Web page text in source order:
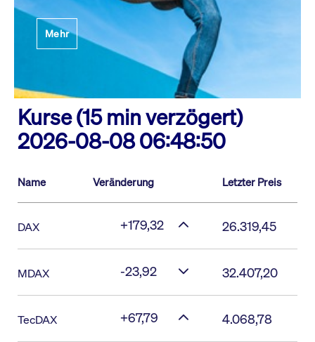
Mehr
Kurse (15 min verzögert)
2026-08-08 06:48:50
Name Veränderung Letzter Preis
DAX +179,32 26.319,45
MDAX -23,92 32.407,20
TecDAX +67,79 4.068,78